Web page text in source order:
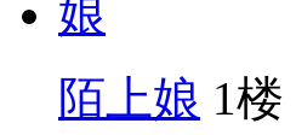
陌上娘 1楼